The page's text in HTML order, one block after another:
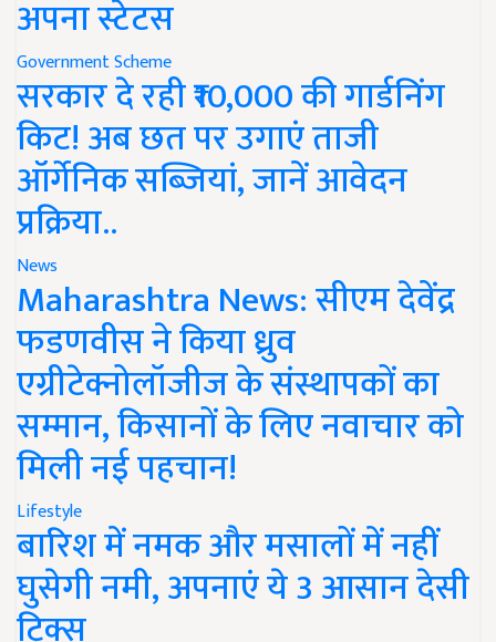
अपना स्टेटस
Government Scheme
सरकार दे रही ₹10,000 की गार्डनिंग
किट! अब छत पर उगाएं ताजी
ऑर्गेनिक सब्जियां, जानें आवेदन
प्रक्रिया..
News
Maharashtra News: सीएम देवेंद्र
फडणवीस ने किया ध्रुव
एग्रीटेक्नोलॉजीज के संस्थापकों का
सम्मान, किसानों के लिए नवाचार को
मिली नई पहचान!
Lifestyle
बारिश में नमक और मसालों में नहीं
घुसेगी नमी, अपनाएं ये 3 आसान देसी
ट्रिक्स